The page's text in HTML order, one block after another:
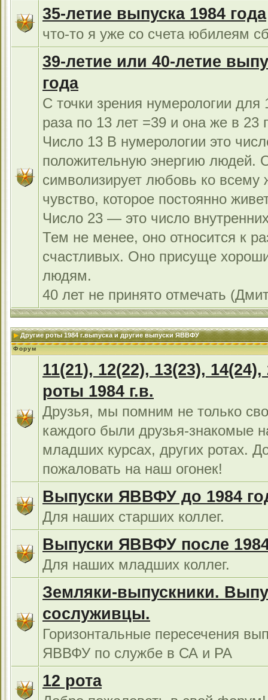
35-летие выпуска 1984 года
что-то я уже со счета юбилеям
39-летие или 40-летие
года
С точки зрения нумерологии для
раза по 13 лет =39 и она же в 23
Число 13 В нумерологии это
положительную энергию людей.
символизирует любовь ко всему
чувство, которое постоянно
Число 23 — это число
Тем не менее, оно относится к
счастливых. Оно присуще
людям.
40 лет не принято отмечать
Другие роты 1984 г.выпуска и другие выпуски ЯВВФУ
Форум
11(21), 12(22), 13(23),
роты 1984 г.в.
Друзья, мы помним не только
каждого были друзья-знакомые
младших курсах, других ротах.
пожаловать на наш огонек!
Выпуски ЯВВФУ до 1984
Для наших старших коллег.
Выпуски ЯВВФУ после
Для наших младших коллег.
Земляки-выпускники.
сослуживцы.
Горизонтальные пересечения
ЯВВФУ по службе в СА и РА
12 рота